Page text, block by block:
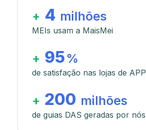
+ 4 milhões
MEIs usam a MaisMei
+ 95 %
de satisfação nas lojas de APP
+ 200 milhões
de guias DAS geradas por nós